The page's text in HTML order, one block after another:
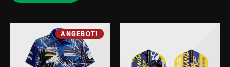
ANGEBOT!